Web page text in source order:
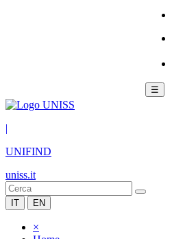
☰
|
UNIFIND
uniss.it
IT EN
×